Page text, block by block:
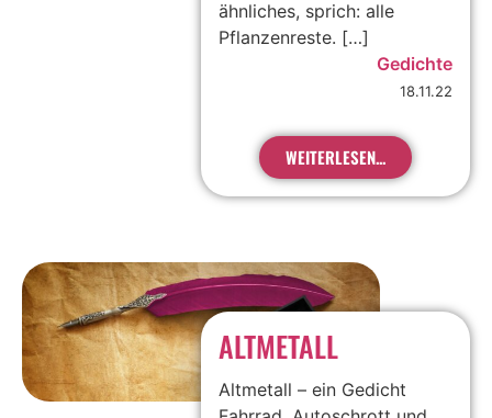
ähnliches, sprich: alle
Pflanzenreste. […]
Gedichte
18.11.22
WEITERLESEN...
ALTMETALL
Altmetall – ein Gedicht